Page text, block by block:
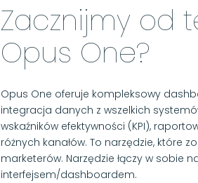
Zacznijmy od
Opus One?
Opus One oferuje kompleksowy
integracja danych z wszelkich
wskaźników efektywności (KPI),
różnych kanałów. To narzędzie, które
marketerów. Narzędzie łączy w sobie
interfejsem/dashboardem.